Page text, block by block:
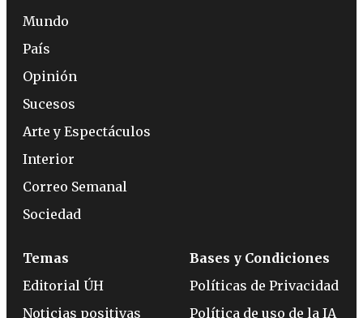
Mundo
País
Opinión
Sucesos
Arte y Espectáculos
Interior
Correo Semanal
Sociedad
Temas
Editorial ÚH
Noticias positivas
Bases y Condiciones
Políticas de Privacidad
Política de uso de la IA